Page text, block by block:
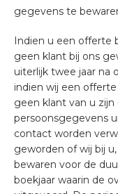
gegevens te
Indien u een offerte
geen klant bij ons
uiterlijk twee jaar na
indien wij een
geen klant van u
persoonsgegevens
contact worden
geworden of wij bij
bewaren voor de
boekjaar waarin de